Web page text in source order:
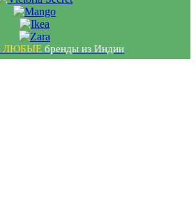
ЛЮБЫЕ бренды из Индии